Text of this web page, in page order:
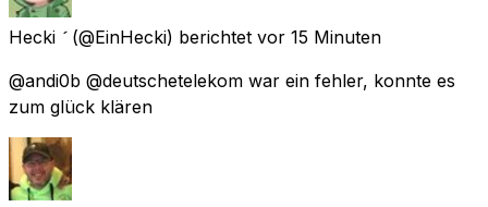
Hecki  (@EinHecki) berichtet vor 15 Minuten
@andi0b @deutschetelekom war ein fehler, konnte es
zum glück klären